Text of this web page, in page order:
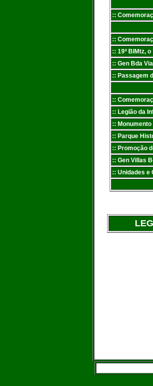
::
::
:: 19º BIMtz,
:: Gen Bda
:: Passagem
::
:: Legião da
::
:: Parque
:: Promoção
:: Gen Villas
:: Unidades e